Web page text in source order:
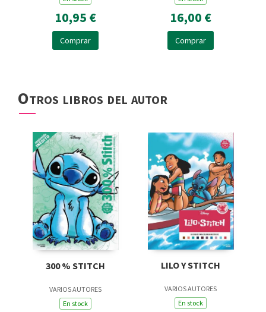
10,95 €
Comprar
16,00 €
Comprar
Otros libros del autor
300 % STITCH
VARIOS AUTORES
En stock
LILO Y STITCH
VARIOS AUTORES
En stock